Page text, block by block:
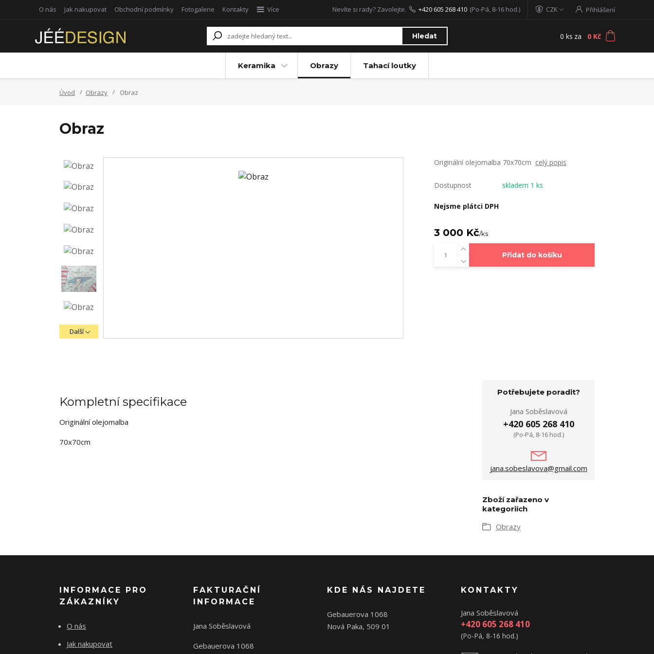
O nás Jak nakupovat Obchodní podmínky Fotogalerie Kontakty Více CZK Přihlášení
Hledat
Nevíte si rady? Zavolejte. +420 605 268 410 (Po-Pá, 8-16 hod.)
0 ks za 0 Kč
Keramika Obrazy Tahací loutky
Úvod Obrazy Obraz
Obraz
Další
Originální olejomalba 70x70cm celý popis
Dostupnost skladem 1 ks
Nejsme plátci DPH
3 000 Kč/ks
Přidat do košíku
Kompletní specifikace
Originální olejomalba
70x70cm
Potřebujete poradit?
Jana Soběslavová
+420 605 268 410
(Po-Pá, 8-16 hod.)
jana.sobeslavova@gmail.com
Zboží zařazeno v
kategoriích
Obrazy
INFORMACE PRO
ZÁKAZNÍKY
O nás
Jak nakupovat
FAKTURAČNÍ
INFORMACE
Jana Soběslavová
Gebauerova 1068
KDE NÁS NAJDETE
Gebauerova 1068
Nová Paka, 509 01
KONTAKTY
Jana Soběslavová
+420 605 268 410
(Po-Pá, 8-16 hod.)